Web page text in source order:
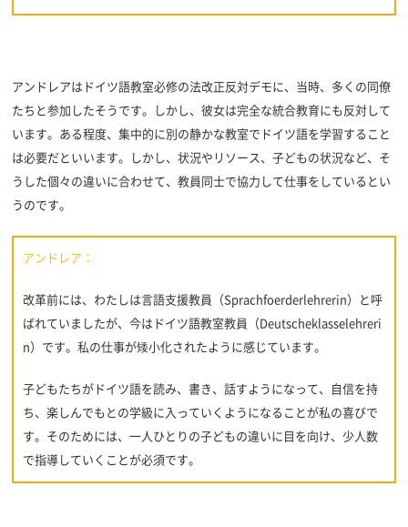
アンドレアはドイツ語教室必修の法改正反対デモに、当時、多くの同僚
たちと参加したそうです。しかし、彼女は完全な統合教育にも反対して
います。ある程度、集中的に別の静かな教室でドイツ語を学習すること
は必要だといいます。しかし、状況やリソース、子どもの状況など、そ
うした個々の違いに合わせて、教員同士で協力して仕事をしているとい
うのです。
アンドレア：
改革前には、わたしは言語支援教員（Sprachfoerderlehrerin）と呼
ばれていましたが、今はドイツ語教室教員（Deutscheklasselehreri
n）です。私の仕事が矮小化されたように感じています。
子どもたちがドイツ語を読み、書き、話すようになって、自信を持
ち、楽しんでもとの学級に入っていくようになることが私の喜びで
す。そのためには、一人ひとりの子どもの違いに目を向け、少人数
で指導していくことが必須です。